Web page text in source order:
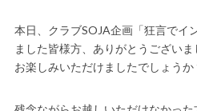
本日、クラブSOJA企画「狂言でイ
ました皆様方、ありがとうございま
お楽しみいただけましたでしょうか